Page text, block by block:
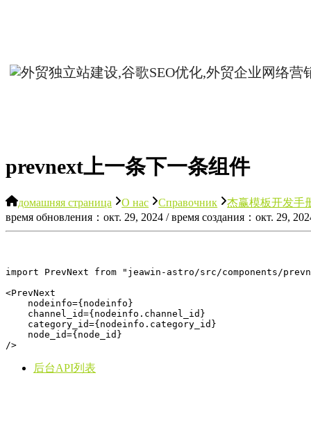
prevnext上一条下一条组件
домашняя страница О нас Справочник 杰赢模板开发手
время обновления：окт. 29, 2024 / время создания：окт. 29,
import PrevNext from "jeawin-astro/src/components/
<PrevNext
    nodeinfo={nodeinfo}
    channel_id={nodeinfo.channel_id}
    category_id={nodeinfo.category_id}
    node_id={node_id}
/>
后台API列表